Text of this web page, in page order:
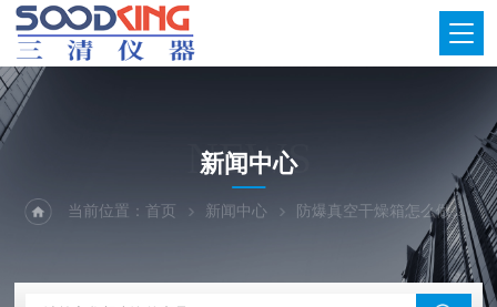
NEWS
新闻中心
当前位置：首页 新闻中心 防爆真空干燥箱怎么做到广泛好评的